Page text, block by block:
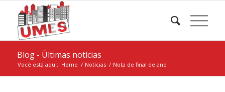
Blog - Últimas notícias
Você está aqui: Home / Notícias / Nota de final de ano